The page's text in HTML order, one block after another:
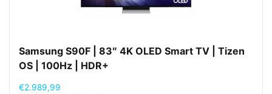
Samsung S90F | 83″ 4K OLED Smart TV | Tizen
OS | 100Hz | HDR+
€2.989,99